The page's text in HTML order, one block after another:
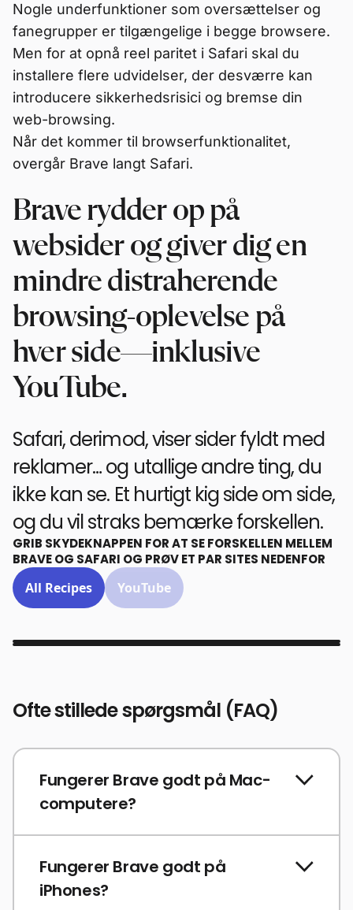
Nogle underfunktioner som oversættelser og
fanegrupper er tilgængelige i begge browsere.
Men for at opnå reel paritet i Safari skal du
installere flere udvidelser, der desværre kan
introducere sikkerhedsrisici og bremse din
web-browsing.
Når det kommer til browserfunktionalitet,
overgår Brave langt Safari.
Brave rydder op på
websider og giver dig en
mindre distraherende
browsing-oplevelse på
hver side—inklusive
YouTube.
Safari, derimod, viser sider fyldt med
reklamer… og utallige andre ting, du
ikke kan se. Et hurtigt kig side om side,
og du vil straks bemærke forskellen.
GRIB SKYDEKNAPPEN FOR AT SE FORSKELLEN MELLEM
BRAVE OG SAFARI OG PRØV ET PAR SITES NEDENFOR
All Recipes YouTube
Ofte stillede spørgsmål (FAQ)
Fungerer Brave godt på Mac-
computere?
Fungerer Brave godt på
iPhones?